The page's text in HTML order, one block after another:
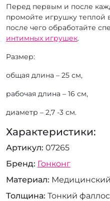
Перед первым и после
промойте игрушку теплой
после чего обработайте
интимных игрушек.
Размер:
общая длина – 25 см,
рабочая длина – 16 см,
диаметр – 2,7 -3 см.
Характеристики:
Артикул 07265
Бренд Гонконг
Материал
Толщина Тонкий